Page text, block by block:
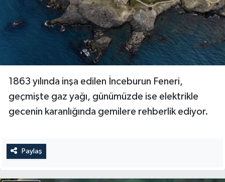
1863 yılında inşa edilen İnceburun Feneri,
geçmişte gaz yağı, günümüzde ise elektrikle
gecenin karanlığında gemilere rehberlik ediyor.
Paylaş